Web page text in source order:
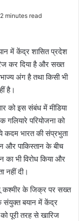
2 minutes read
में केंद्र शासित प्रदेश
कर दिया है और सख्त
अंग है तथा किसी भी
है।
को इस संबंध में मीडिया
परियोजना को
कदम भारत की संप्रभुता
और पाकिस्तान के बीच
का भी विरोध किया और
नहीं दी।
कश्मीर के जिक्र पर सख्त
संयुक्त बयान में केंद्र
पूरी तरह से खारिज